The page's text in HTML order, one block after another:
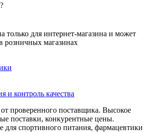
только для интернет-магазина и может
розничных магазинах
и контроль качества
проверенного поставщика. Высокое
поставки, конкурентные цены.
для спортивного питания, фармацевтики